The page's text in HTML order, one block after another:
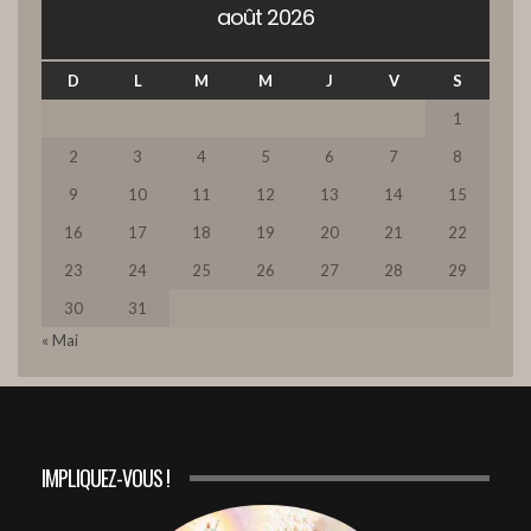
9
CAPTURE DRAMATIQUE D’ESTHER
41:08
LA FOI EN DIEU FAIT AVANCER
11
49:20
50:48
48:41
août 2026
D L M M J V
S
1
2
3 4 5 6 7
8
9
10 11 12 13 14
15
16
17 18 19 20 21
22
23
24 25 26 27 28
29
30
31
« Mai
IMPLIQUEZ-VOUS !